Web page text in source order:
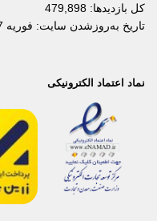
کل بازدیدها: 479,898
تاریخ به‌روزشدن سایت: فوریه 27, 2022
نماد اعتماد الکترونیکی